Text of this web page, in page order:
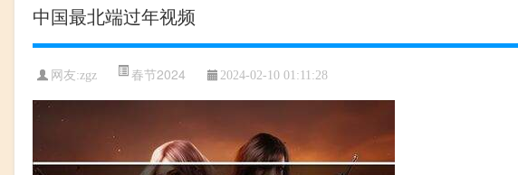
中国最北端过年视频
网友:zgz 春节2024 2024-02-10 01:11:28